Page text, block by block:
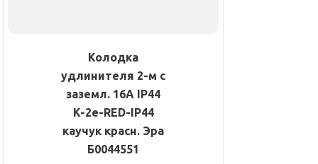
Колодка
удлинителя 2-м с
заземл. 16А IP44
K-2e-RED-IP44
каучук красн. Эра
Б0044551